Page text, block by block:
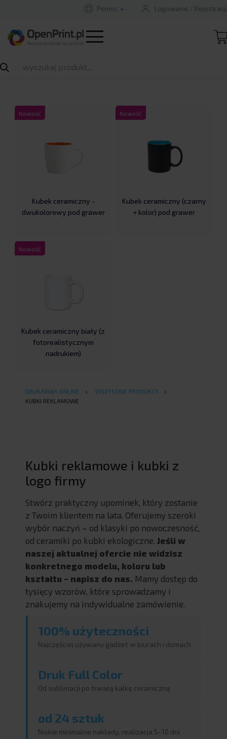
A
B
Rozwiń
Pomoc Logowanie
STRONA GŁÓWNA PRODUKTY
Nowość
Kubek ceramiczny -
dwukolorowy pod grawer
Nowość
Kubek ceramiczny (czarny
+ kolor) pod grawer
Nowość
Kubek ceramiczny biały (z
fotorealistycznym
nadrukiem)
DRUKARNIA ONLINE
WSZYSTKIE PRODUKTY
KUBKI REKLAMOWE
Kubki reklamowe i kubki z
logo firmy
Stwórz praktyczny upominek, który zostanie
z Twoim klientem na lata. Oferujemy szeroki
wybór naczyń – od klasyki po nowoczesność,
od ceramiki po kubki ekologiczne. Jeśli w
naszej aktualnej ofercie nie widzisz
konkretnego modelu, koloru lub
kształtu – napisz do nas. Mamy dostęp do
tysięcy wzorów, które sprowadzamy i
znakujemy na indywidualne zamówienie.
100% użyteczności
Najczęściej używany gadżet w biurach i domach
Druk Full Color
Od sublimacji po trwałą kalkę ceramiczną
od 24 sztuk
Niskie minimalne nakłady, realizacja 5–10 dni